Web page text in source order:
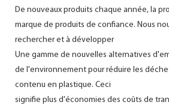
De nouveaux produits chaque année, la
marque de produits de confiance. Nous
rechercher et à développer
Une gamme de nouvelles alternatives
de l'environnement pour réduire les
contenu en plastique. Ceci
signifie plus d'économies des coûts de